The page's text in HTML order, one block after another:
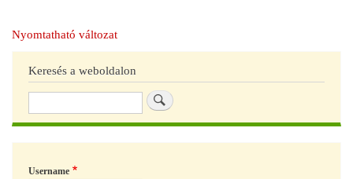
Nyomtatható változat
Keresés a weboldalon
Username